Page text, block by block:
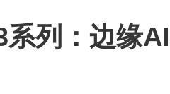
列：边缘